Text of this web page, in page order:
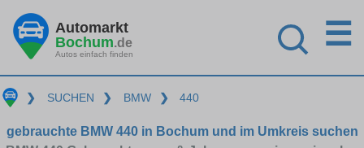
Automarkt
Bochum.de
Autos einfach finden
☰
❯ SUCHEN ❯ BMW ❯ 440
gebrauchte BMW 440 in Bochum und im Umkreis suchen